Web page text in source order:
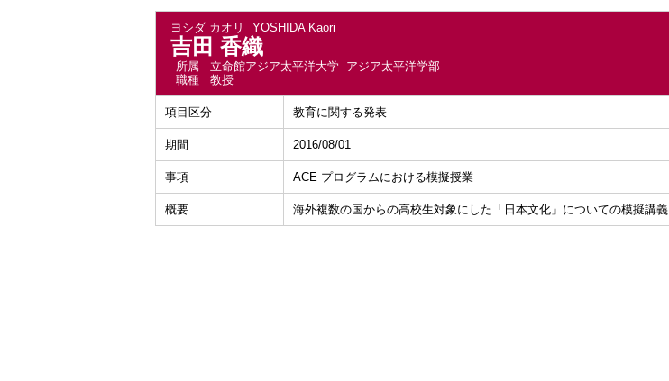
ヨシダ カオリ YOSHIDA Kaori
吉田 香織
所属
立命館アジア太平洋大学 アジア太平洋学部
職種
教授
項目区分 教育に関する発表
期間 2016/08/01
事項 ACE プログラムにおける模擬授業
概要 海外複数の国からの高校生対象にした「日本文化」についての模擬講義